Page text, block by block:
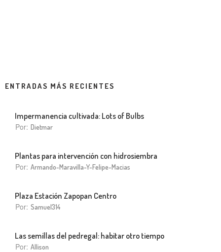
ENTRADAS MÁS RECIENTES
Impermanencia cultivada: Lots of Bulbs
Por: Dietmar
Plantas para intervención con hidrosiembra
Por: Armando-Maravilla-Y-Felipe-Macias
Plaza Estación Zapopan Centro
Por: Samuel314
Las semillas del pedregal: habitar otro tiempo
Por: Allison